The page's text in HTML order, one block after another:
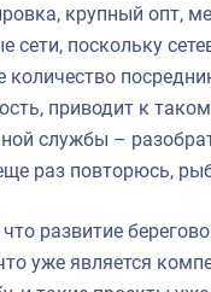
крупный опт,
сети, поскольку
количество
приводит к
службы –
раз повторюсь,
развитие
уже является